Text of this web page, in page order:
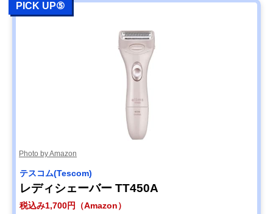
PICK UP⑤
Photo by Amazon
テスコム(Tescom)
レディシェーバー TT450A
税込み1,700円（Amazon）